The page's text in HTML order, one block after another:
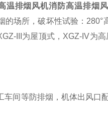
温排烟风机消防高温排烟
场所，破坏性试验：
III为屋顶式，XGZ-IV为
间等防排烟，机体出风口